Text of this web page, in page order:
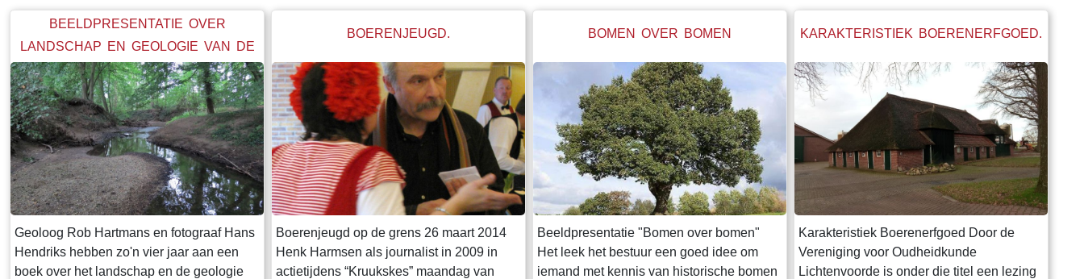
BEELDPRESENTATIE OVER
LANDSCHAP EN GEOLOGIE VAN DE
OOST-ACHTERHOEK.
Geoloog Rob Hartmans en fotograaf Hans
Hendriks hebben zo'n vier jaar aan een
boek over het landschap en de geologie
BOERENJEUGD.
Boerenjeugd op de grens 26 maart 2014
Henk Harmsen als journalist in 2009 in
actietijdens “Kruukskes” maandag van
BOMEN OVER BOMEN
Beeldpresentatie "Bomen over bomen"
Het leek het bestuur een goed idee om
iemand met kennis van historische bomen
KARAKTERISTIEK BOERENERFGOED.
Karakteristiek Boerenerfgoed Door de
Vereniging voor Oudheidkunde
Lichtenvoorde is onder die titel een lezing